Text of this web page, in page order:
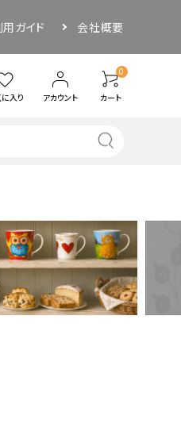
用ガイド 会社概要
入り アカウント
0
カート